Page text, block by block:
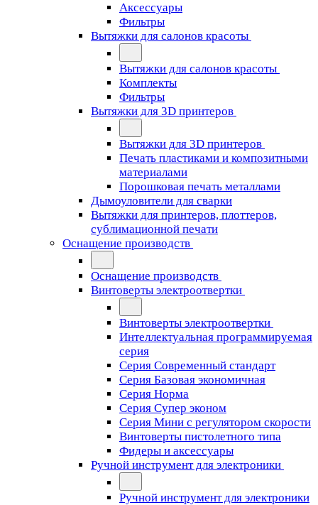
Аксессуары
Фильтры
Вытяжки для салонов красоты
Вытяжки для салонов красоты
Комплекты
Фильтры
Вытяжки для 3D принтеров
Вытяжки для 3D принтеров
Печать пластиками и композитными
материалами
Порошковая печать металлами
Дымоуловители для сварки
Вытяжки для принтеров, плоттеров,
сублимационной печати
Оснащение производств
Оснащение производств
Винтоверты электроотвертки
Винтоверты электроотвертки
Интеллектуальная программируемая
серия
Серия Современный стандарт
Серия Базовая экономичная
Серия Норма
Серия Cупер эконом
Серия Мини с регулятором скорости
Винтоверты пистолетного типа
Фидеры и аксессуары
Ручной инструмент для электроники
Ручной инструмент для электроники